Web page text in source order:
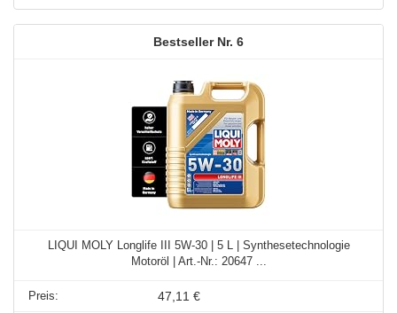
6
LIQUI MOLY Longlife III 5W-30 | 5 L | Synthesetechnologie
Motoröl | Art.-Nr.: 20647 ...
47,11 €